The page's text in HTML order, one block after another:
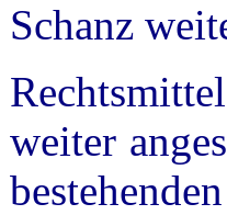
Schanz
weiter